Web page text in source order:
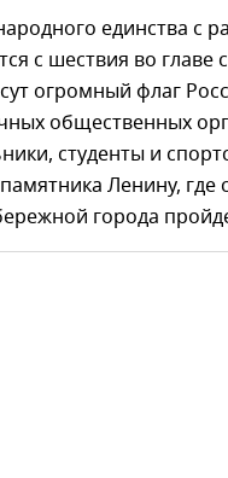
единства с
с шествия во
огромный флаг
общественных
студенты и
Ленину,
города